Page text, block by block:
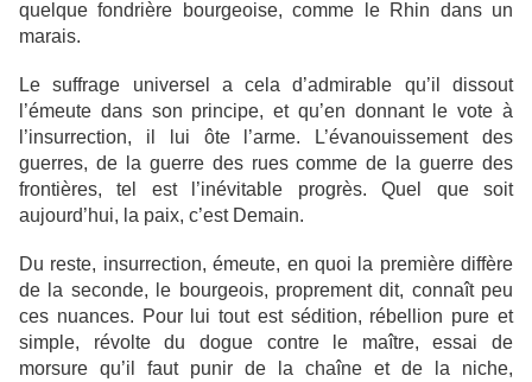
quelque fondrière bourgeoise, comme le Rhin dans un
marais.
Le suffrage universel a cela d’admirable qu’il dissout
l’émeute dans son principe, et qu’en donnant le vote à
l’insurrection, il lui ôte l’arme. L’évanouissement des
guerres, de la guerre des rues comme de la guerre des
frontières, tel est l’inévitable progrès. Quel que soit
aujourd’hui, la paix, c’est Demain.
Du reste, insurrection, émeute, en quoi la première diffère
de la seconde, le bourgeois, proprement dit, connaît peu
ces nuances. Pour lui tout est sédition, rébellion pure et
simple, révolte du dogue contre le maître, essai de
morsure qu’il faut punir de la chaîne et de la niche,